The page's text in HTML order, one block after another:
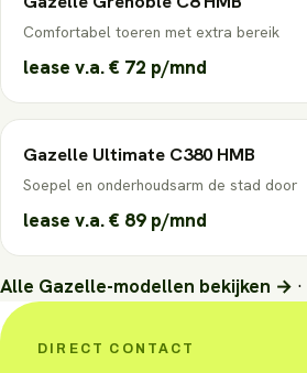
Comfortabel toeren met extra bereik
lease v.a.€ 72 p/mnd
Gazelle Ultimate C380 HMB
Soepel en onderhoudsarm de stad door
lease v.a.€ 89 p/mnd
Alle Gazelle-modellen bekijken → ·
DIRECT CONTACT